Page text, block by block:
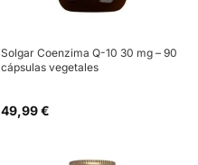
Solgar Coenzima Q-10 30 mg – 90
cápsulas vegetales
49,99 €